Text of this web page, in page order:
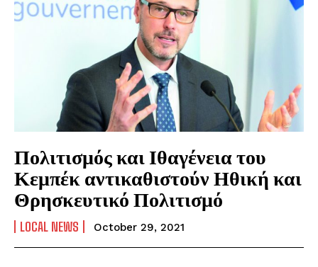
Πολιτισμός και Ιθαγένεια του
Κεμπέκ αντικαθιστούν Ηθική και
Θρησκευτικό Πολιτισμό
LOCAL NEWS October 29, 2021